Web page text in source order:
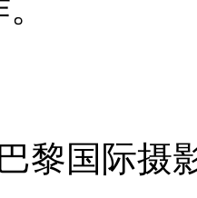
巴黎国际摄